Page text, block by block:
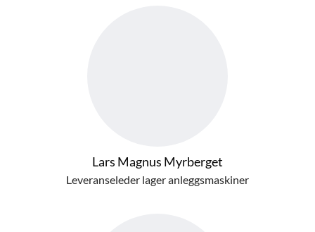
Lars Magnus Myrberget
Leveranseleder lager anleggsmaskiner